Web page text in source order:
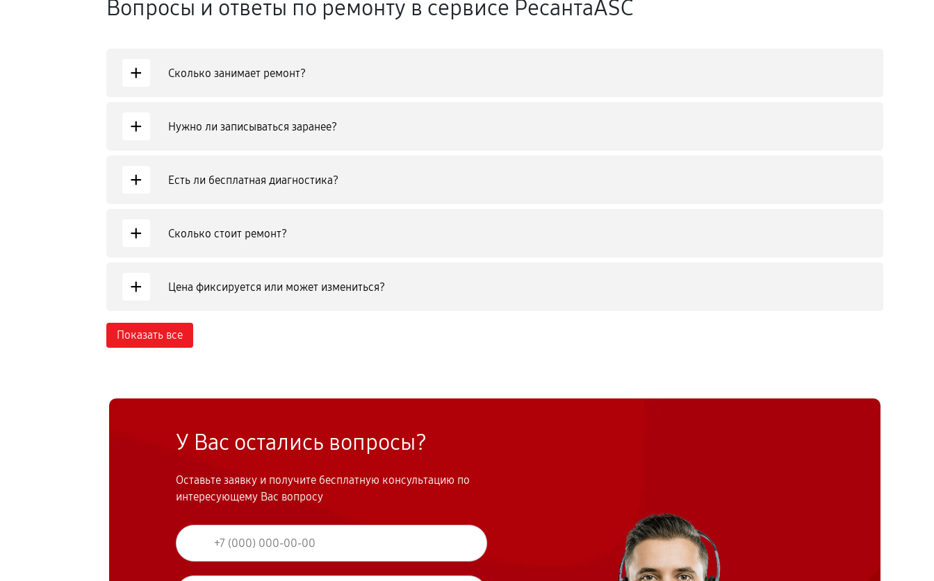
Вопросы и ответы по ремонту в сервисе РесантаASC
+ Сколько занимает ремонт?
+ Нужно ли записываться заранее?
+ Есть ли бесплатная диагностика?
+ Сколько стоит ремонт?
+ Цена фиксируется или может измениться?
Показать все
У Вас остались вопросы?
Оставьте заявку и получите бесплатную консультацию по
интересующему Вас вопросу